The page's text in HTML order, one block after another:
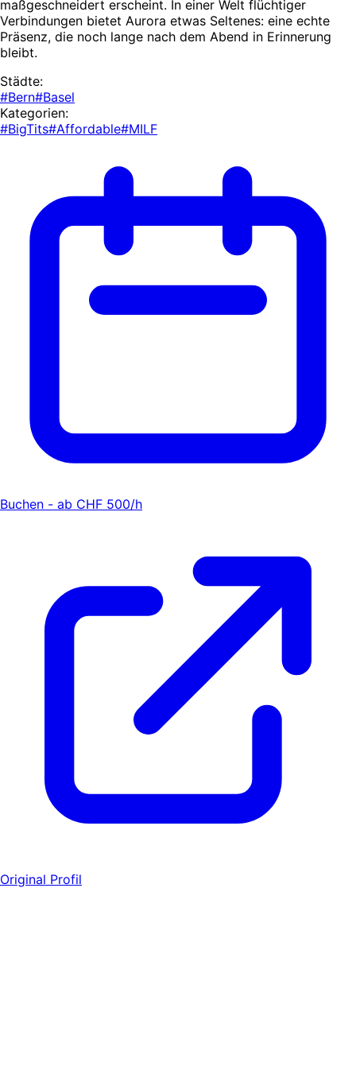
maßgeschneidert erscheint. In einer Welt flüchtiger
Verbindungen bietet Aurora etwas Seltenes: eine echte
Präsenz, die noch lange nach dem Abend in Erinnerung
bleibt.
Städte:
#Bern#Basel
Kategorien:
#BigTits#Affordable#MILF
Buchen - ab CHF 500/h
Original Profil